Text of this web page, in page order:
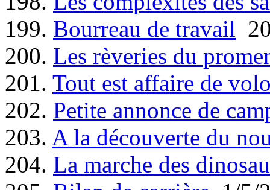
199. Bourreau de travail
200. Les rèveries du
201. Tout est affaire de
202. Petite annonce de
203. A la découverte du
204. La marche des